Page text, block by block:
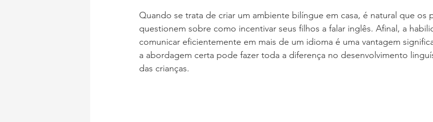
Quando se trata de criar um ambiente bilíngue em casa, é natural que os
questionem sobre como incentivar seus filhos a falar inglês. Afinal, a
comunicar eficientemente em mais de um idioma é uma vantagem
a abordagem certa pode fazer toda a diferença no desenvolvimento
das crianças.